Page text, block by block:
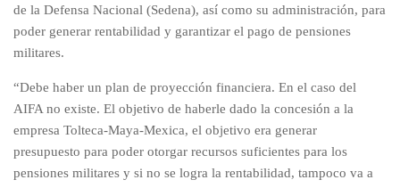
de la Defensa Nacional (Sedena), así como su administración, para
poder generar rentabilidad y garantizar el pago de pensiones
militares.
“Debe haber un plan de proyección financiera. En el caso del
AIFA no existe. El objetivo de haberle dado la concesión a la
empresa Tolteca-Maya-Mexica, el objetivo era generar
presupuesto para poder otorgar recursos suficientes para los
pensiones militares y si no se logra la rentabilidad, tampoco va a